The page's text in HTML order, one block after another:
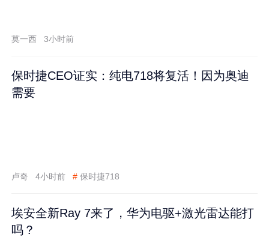
莫一西 3小时前
保时捷CEO证实：纯电718将复活！因为奥迪
需要
卢奇 4小时前 # 保时捷718
埃安全新Ray 7来了，华为电驱+激光雷达能打
吗？